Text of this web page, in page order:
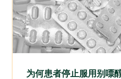
为何患者停止服用别